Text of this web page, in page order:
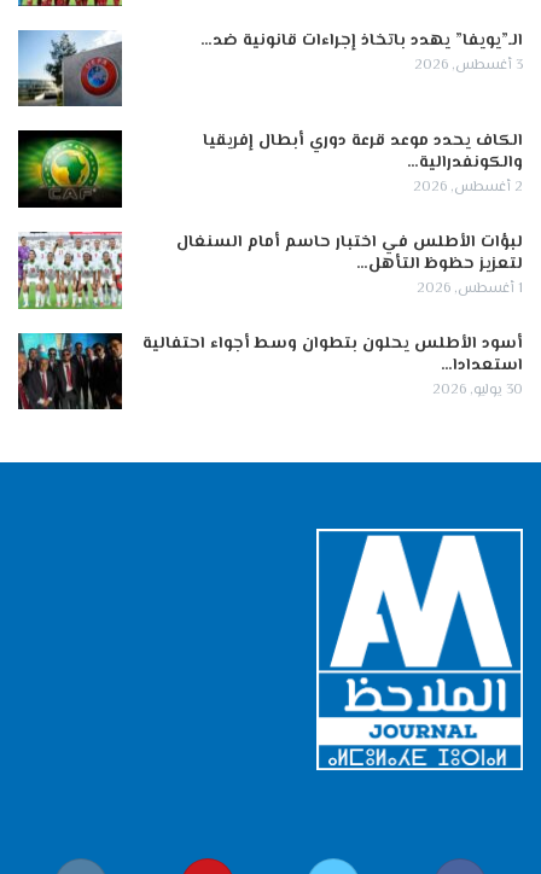
الـ”يويفا” يهدد باتخاذ إجراءات قانونية ضد…
3 أغسطس, 2026
الكاف يحدد موعد قرعة دوري أبطال إفريقيا
والكونفدرالية…
2 أغسطس, 2026
لبؤات الأطلس في اختبار حاسم أمام السنغال
لتعزيز حظوظ التأهل…
1 أغسطس, 2026
أسود الأطلس يحلون بتطوان وسط أجواء احتفالية
استعدادا…
30 يوليو, 2026